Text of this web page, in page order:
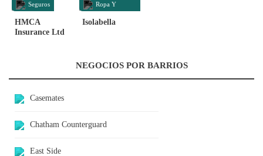
Seguros
HMCA
Insurance Ltd
Ropa Y
Accesorios
Isolabella
NEGOCIOS POR BARRIOS
Casemates
Chatham Counterguard
East Side